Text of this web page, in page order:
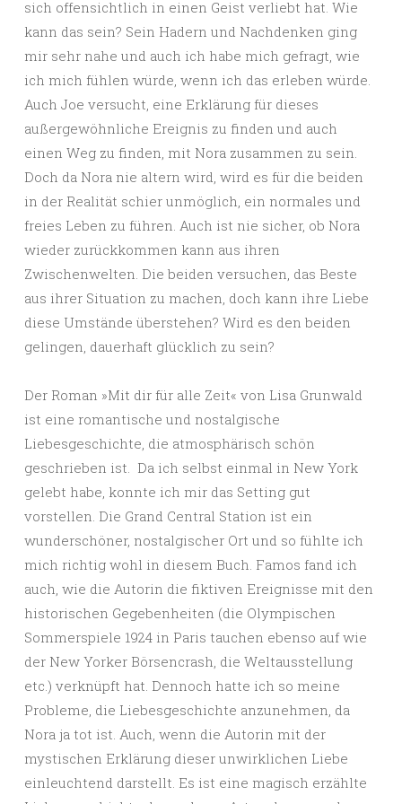
sich offensichtlich in einen Geist verliebt hat. Wie
kann das sein? Sein Hadern und Nachdenken ging
mir sehr nahe und auch ich habe mich gefragt, wie
ich mich fühlen würde, wenn ich das erleben würde.
Auch Joe versucht, eine Erklärung für dieses
außergewöhnliche Ereignis zu finden und auch
einen Weg zu finden, mit Nora zusammen zu sein.
Doch da Nora nie altern wird, wird es für die beiden
in der Realität schier unmöglich, ein normales und
freies Leben zu führen. Auch ist nie sicher, ob Nora
wieder zurückkommen kann aus ihren
Zwischenwelten. Die beiden versuchen, das Beste
aus ihrer Situation zu machen, doch kann ihre Liebe
diese Umstände überstehen? Wird es den beiden
gelingen, dauerhaft glücklich zu sein?
Der Roman »Mit dir für alle Zeit« von Lisa Grunwald
ist eine romantische und nostalgische
Liebesgeschichte, die atmosphärisch schön
geschrieben ist. Da ich selbst einmal in New York
gelebt habe, konnte ich mir das Setting gut
vorstellen. Die Grand Central Station ist ein
wunderschöner, nostalgischer Ort und so fühlte ich
mich richtig wohl in diesem Buch. Famos fand ich
auch, wie die Autorin die fiktiven Ereignisse mit den
historischen Gegebenheiten (die Olympischen
Sommerspiele 1924 in Paris tauchen ebenso auf wie
der New Yorker Börsencrash, die Weltausstellung
etc.) verknüpft hat. Dennoch hatte ich so meine
Probleme, die Liebesgeschichte anzunehmen, da
Nora ja tot ist. Auch, wenn die Autorin mit der
mystischen Erklärung dieser unwirklichen Liebe
einleuchtend darstellt. Es ist eine magisch erzählte